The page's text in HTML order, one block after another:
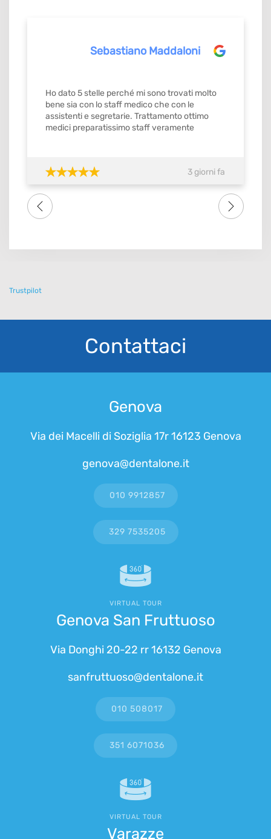
Sebastiano Maddaloni
3 giorni fa
Ho dato 5 stelle perché mi sono trovati molto
bene sia con lo staff medico che con le
assistenti e segretarie. Trattamento ottimo
medici preparatissimo staff veramente
massimo del voto SI meritebbe anche 10.
one . Grazie di tutto a tutto lo staff
Trustpilot
Contattaci
Genova
Via dei Macelli di Soziglia 17r 16123 Genova
genova@dentalone.it
010 9912857
329 7535205
VIRTUAL TOUR
Genova San Fruttuoso
Via Donghi 20-22 rr 16132 Genova
sanfruttuoso@dentalone.it
010 508017
351 6071036
VIRTUAL TOUR
Varazze